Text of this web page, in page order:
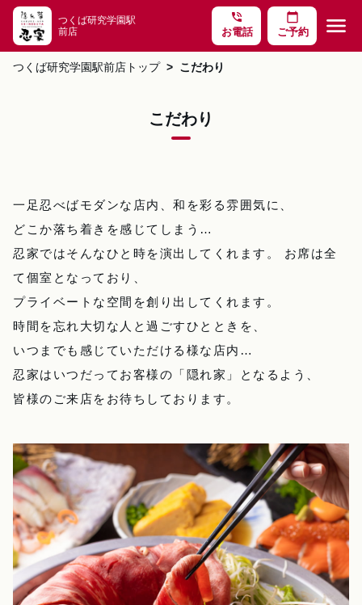
phone_in_talk
お電話
calendar_today
ご予約 menu
つくば研究学園駅
前店
つくば研究学園駅前店トップ こだわり
こだわり
一足忍べばモダンな店内、和を彩る雰囲気に、
どこか落ち着きを感じてしまう…
忍家ではそんなひと時を演出してくれます。 お席は全
て個室となっており、
プライベートな空間を創り出してくれます。
時間を忘れ大切な人と過ごすひとときを、
いつまでも感じていただける様な店内…
忍家はいつだってお客様の「隠れ家」となるよう、
皆様のご来店をお待ちしております。